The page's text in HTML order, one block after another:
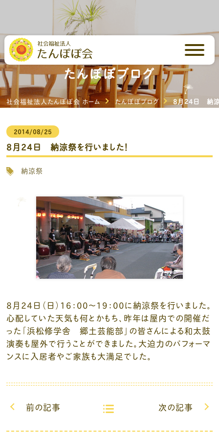
芳川の里・いしはらの里
たんぽぽブログ
社会福祉法人たんぽぽ会 ホーム たんぽぽブログ 8月24日 納涼
2014/08/25
8月24日 納涼祭を行いました！
納涼祭
８月２４日（日）16：00～19：00に納涼祭を行いました。
心配していた天気も何とかもち、昨年は屋内での開催だ
った「浜松修学舎 郷土芸能部」の皆さんによる和太鼓
演奏も屋外で行うことができました。大迫力のパフォーマ
ンスに入居者やご家族も大満足でした。
前の記事 次の記事